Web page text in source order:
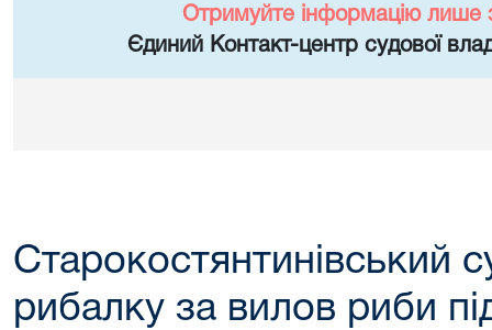
Отримуйте інформацію лише
Єдиний Контакт-центр судової
Старокостянтинівський
рибалку за вилов риби